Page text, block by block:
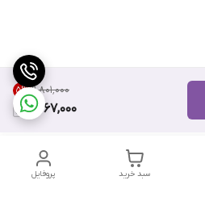
۹٬۸۰۱٬۰۰۰ 5%
9,267,000
پروفایل سبد خرید